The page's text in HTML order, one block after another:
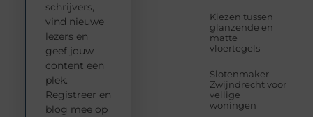
Kiezen tussen
glanzende en
matte
vloertegels
Slotenmaker
Zwijndrecht voor
veilige
woningen
schrijvers,
vind nieuwe
lezers en
geef jouw
content een
plek.
Registreer en
blog mee op